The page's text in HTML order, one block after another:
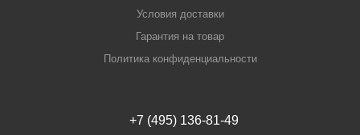
Условия доставки
Гарантия на товар
Политика конфиденциальности
+7 (495) 136-81-49